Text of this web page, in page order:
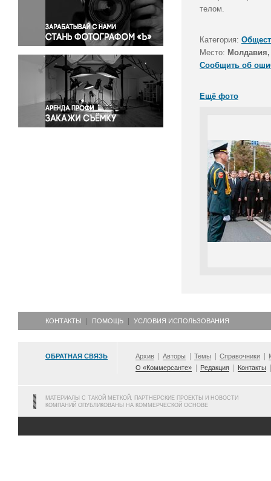
Правосудие
Происшествия и конфликты
Религия
Светская жизнь
Спорт
Экология
Экономика и бизнес
телом.
Категория:
Место:
Сообщить об
Ещё фото
КОНТАКТЫ ПОМОЩЬ УСЛОВИЯ ИСПОЛЬЗОВАНИЯ
ОБРАТНАЯ СВЯЗЬ Архив Авторы Темы Справочники
О «Коммерсанте»
Редакция Контакты
МАТЕРИАЛЫ С ТАКОЙ МЕТКОЙ, ПАРТНЕРСКИЕ ПРОЕКТЫ И НОВОСТИ
КОМПАНИЙ ОПУБЛИКОВАНЫ НА КОММЕРЧЕСКОЙ ОСНОВЕ